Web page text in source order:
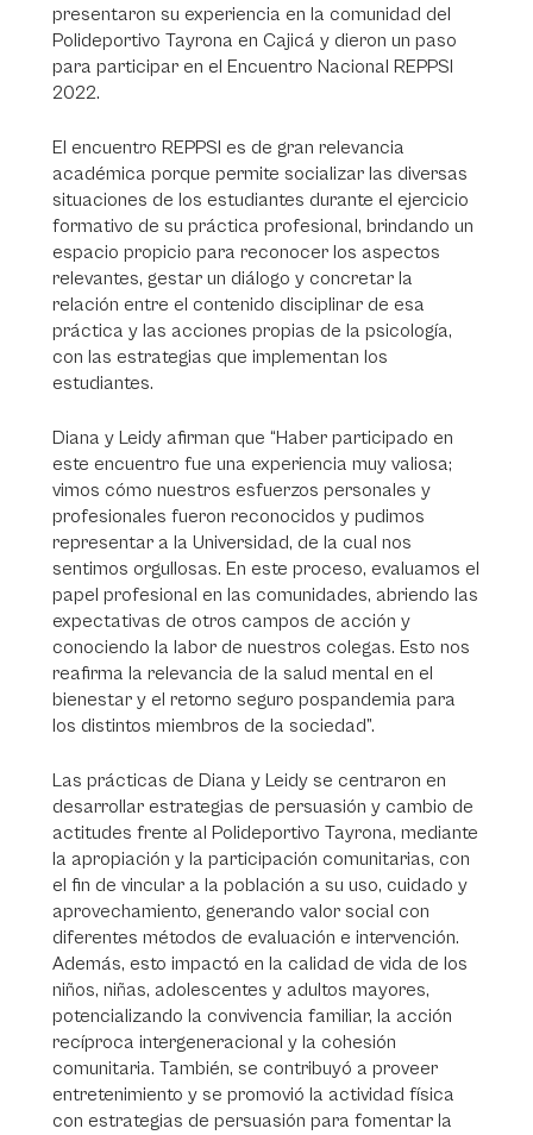
presentaron su experiencia en la comunidad del
Polideportivo Tayrona en Cajicá y dieron un paso
para participar en el Encuentro Nacional REPPSI
2022.
El encuentro REPPSI es de gran relevancia
académica porque permite socializar las diversas
situaciones de los estudiantes durante el ejercicio
formativo de su práctica profesional, brindando un
espacio propicio para reconocer los aspectos
relevantes, gestar un diálogo y concretar la
relación entre el contenido disciplinar de esa
práctica y las acciones propias de la psicología,
con las estrategias que implementan los
estudiantes.
Diana y Leidy afirman que “Haber participado en
este encuentro fue una experiencia muy valiosa;
vimos cómo nuestros esfuerzos personales y
profesionales fueron reconocidos y pudimos
representar a la Universidad, de la cual nos
sentimos orgullosas. En este proceso, evaluamos el
papel profesional en las comunidades, abriendo las
expectativas de otros campos de acción y
conociendo la labor de nuestros colegas. Esto nos
reafirma la relevancia de la salud mental en el
bienestar y el retorno seguro pospandemia para
los distintos miembros de la sociedad”.
Las prácticas de Diana y Leidy se centraron en
desarrollar estrategias de persuasión y cambio de
actitudes frente al Polideportivo Tayrona, mediante
la apropiación y la participación comunitarias, con
el fin de vincular a la población a su uso, cuidado y
aprovechamiento, generando valor social con
diferentes métodos de evaluación e intervención.
Además, esto impactó en la calidad de vida de los
niños, niñas, adolescentes y adultos mayores,
potencializando la convivencia familiar, la acción
recíproca intergeneracional y la cohesión
comunitaria. También, se contribuyó a proveer
entretenimiento y se promovió la actividad física
con estrategias de persuasión para fomentar la